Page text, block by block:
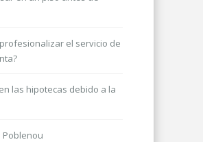
el servicio de
las hipotecas debido a la
Poblenou